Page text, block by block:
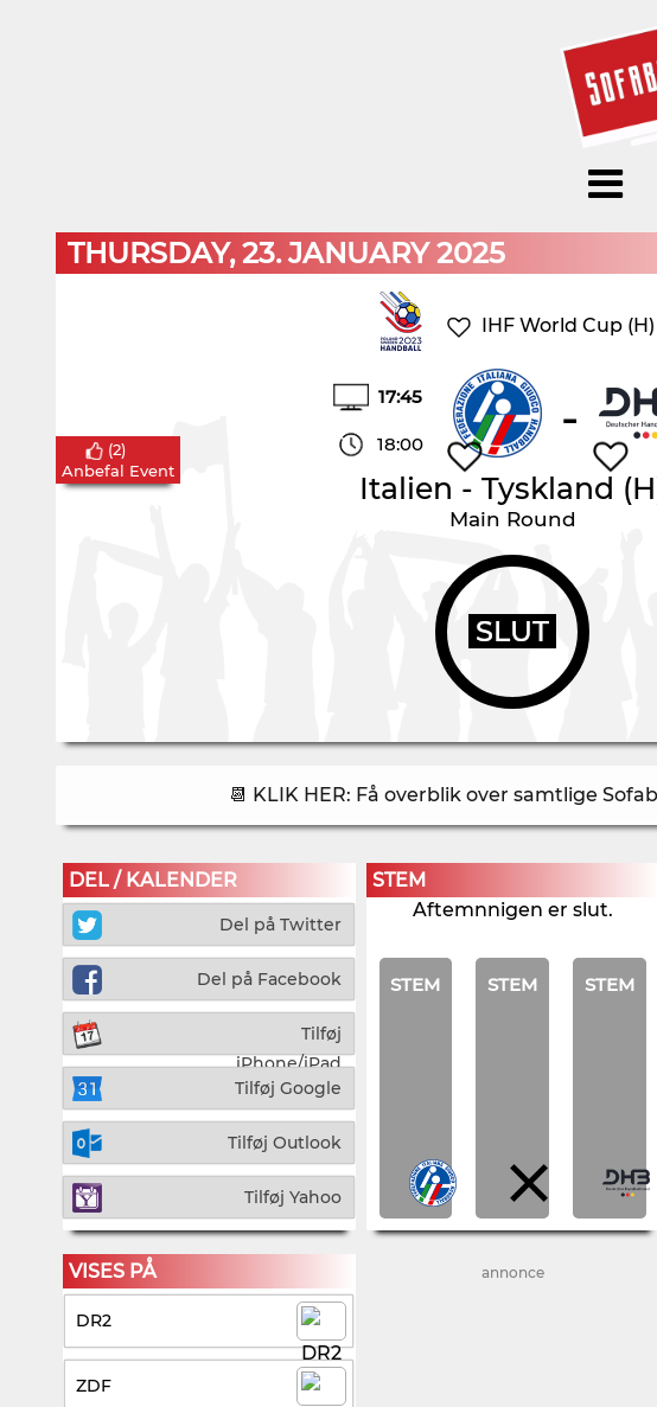
THURSDAY, 23. JANUARY 2025
IHF World Cup (H)
17:45
18:00 -
Italien - Tyskland
Main Round
SLUT
(2)
Anbefal Event
📆 KLIK HER: Få overblik over samtlige
DEL / KALENDER
Del på Twitter
Del på Facebook
Tilføj
iPhone/iPad
Tilføj Google
Tilføj Outlook
Tilføj Yahoo
STEM
Aftemnnigen er slut.
STEM STEM STEM
VISES PÅ
DR2
ZDF
annonce